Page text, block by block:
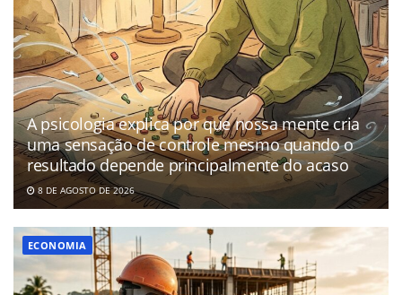
A psicologia explica por que nossa mente cria
uma sensação de controle mesmo quando o
resultado depende principalmente do acaso
8 DE AGOSTO DE 2026
ECONOMIA